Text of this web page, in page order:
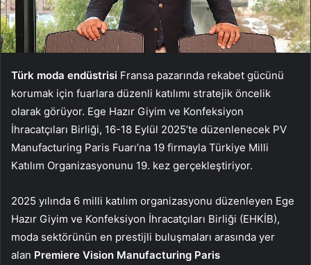
Türk moda endüstrisi Fransa pazarında rekabet gücünü
korumak için fuarlara düzenli katılımı stratejik öncelik
olarak görüyor. Ege Hazır Giyim ve Konfeksiyon
İhracatçıları Birliği, 16-18 Eylül 2025’te düzenlenecek PV
Manufacturing Paris Fuarı’na 19 firmayla Türkiye Milli
Katılım Organizasyonunu 19. kez gerçekleştiriyor.
2025 yılında 6 milli katılım organizasyonu düzenleyen Ege
Hazır Giyim ve Konfeksiyon İhracatçıları Birliği (EHKİB),
moda sektörünün en prestijli buluşmaları arasında yer
alan Premiere Vision Manufacturing Paris